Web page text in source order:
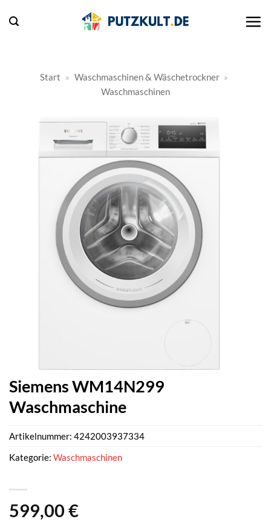
Inhalt
Start » Waschmaschinen & Wäschetrockner »
Waschmaschinen
Siemens WM14N299
Waschmaschine
599,00 €
Artikelnummer: 4242003937334
Kategorie: Waschmaschinen